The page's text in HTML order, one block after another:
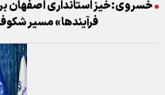
خسروی:خیز استانداری اصفهان
فرآیندها» مسیر